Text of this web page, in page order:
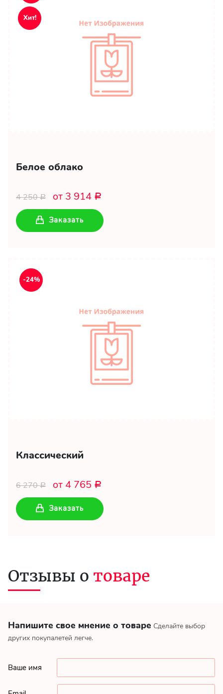
Хит!
Белое облако
4 250Р от 3 914 Р
Заказать
-24%
Классический
6 270Р от 4 765 Р
Заказать
Напишите свое мнение о товаре Сделайте выбор
других покупалетей легче.
Ваше имя
Отзывы о товаре